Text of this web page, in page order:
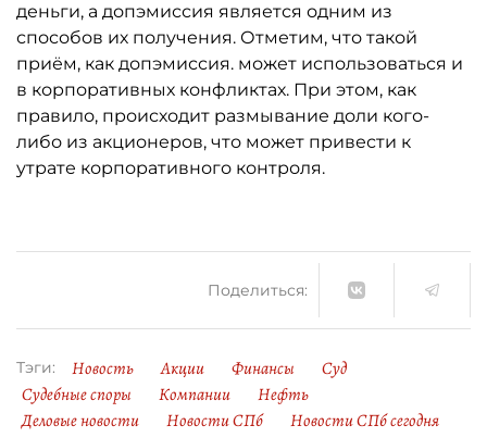
деньги, а допэмиссия является одним из
способов их получения. Отметим, что такой
приём, как допэмиссия. может использоваться и
в корпоративных конфликтах. При этом, как
правило, происходит размывание доли кого-
либо из акционеров, что может привести к
утрате корпоративного контроля.
Поделиться:
Тэги: Новость Акции Финансы
Суд
Судебные споры
Компании
Нефть
Деловые новости
Новости СПб Новости СПб сегодня